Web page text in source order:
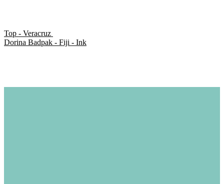
Top - Veracruz
Dorina Badpak - Fiji - Ink